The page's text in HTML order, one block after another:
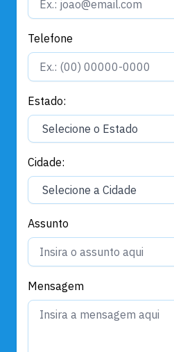
Telefone
Estado:
Cidade:
Assunto
Mensagem